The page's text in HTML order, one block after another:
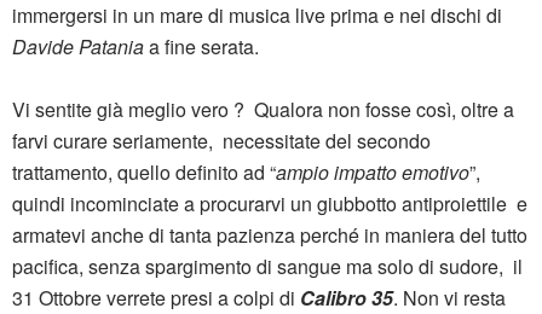
immergersi in un mare di musica live prima e nei dischi di
Davide Pataniaa fine serata.
Vi sentite già meglio vero ? Qualora non fosse così, oltre a
farvi curare seriamente, necessitate del secondo
trattamento, quello definito ad “ampio impatto emotivo”,
quindi incominciate a procurarvi un giubbotto antiproiettile e
armatevi anche di tanta pazienza perché in maniera del tutto
pacifica, senza spargimento di sangue ma solo di sudore, il
31 Ottobre verrete presi a colpi di Calibro 35. Non vi resta